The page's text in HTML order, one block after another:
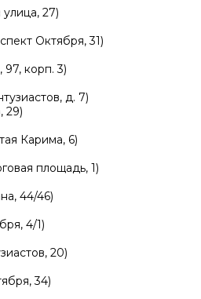
27)
Октября, 31)
корп. 3)
д. 7)
29)
Карима, 6)
площадь, 1)
44/46)
4/1)
20)
34)